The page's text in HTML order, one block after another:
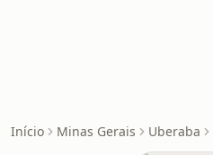
Início Minas Gerais Uberaba